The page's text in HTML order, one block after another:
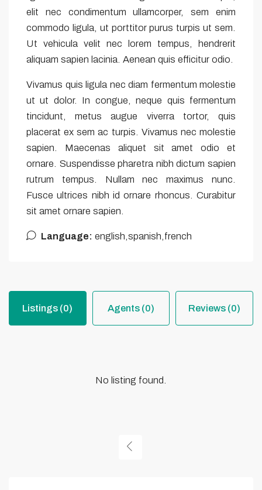
elit nec condimentum ullamcorper, sem enim
commodo ligula, ut porttitor purus turpis ut sem.
Ut vehicula velit nec lorem tempus, hendrerit
aliquam sapien lacinia. Aenean quis efficitur odio.
Vivamus quis ligula nec diam fermentum molestie
ut ut dolor. In congue, neque quis fermentum
tincidunt, metus augue viverra tortor, quis
placerat ex sem ac turpis. Vivamus nec molestie
sapien. Maecenas aliquet sit amet odio et
ornare. Suspendisse pharetra nibh dictum sapien
rutrum tempus. Nullam nec maximus nunc.
Fusce ultrices nibh id ornare rhoncus. Curabitur
sit amet ornare sapien.
Language: english,spanish,french
Listings (0) Agents (0) Reviews (0)
No listing found.